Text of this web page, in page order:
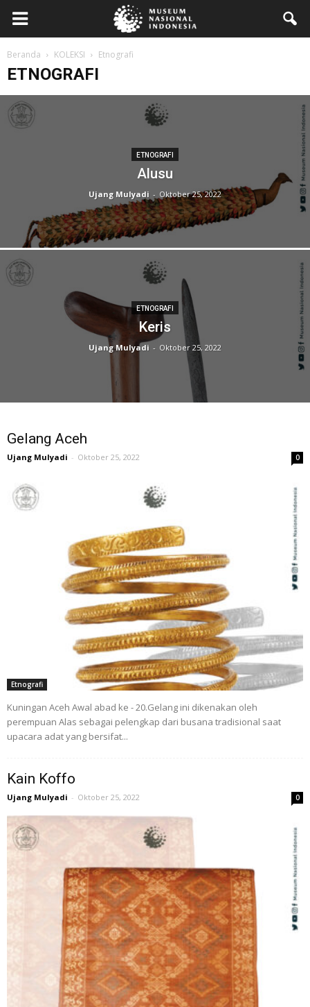
Beranda KOLEKSI Etnografi
ETNOGRAFI
ETNOGRAFI
Alusu
Ujang Mulyadi - Oktober 25, 2022
ETNOGRAFI
Keris
Ujang Mulyadi - Oktober 25, 2022
Gelang Aceh
Ujang Mulyadi - Oktober 25, 2022 0
Etnografi
Kuningan Aceh Awal abad ke - 20.Gelang ini dikenakan oleh
perempuan Alas sebagai pelengkap dari busana tradisional saat
upacara adat yang bersifat...
Kain Koffo
Ujang Mulyadi - Oktober 25, 2022 0